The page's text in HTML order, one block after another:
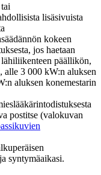
lisäsivuista
kokeen
jos haetaan
päällikön,
alle 3 000 kW:n aluksen
aluksen konemestarin
postitse (valokuvan
syntymäaikasi.